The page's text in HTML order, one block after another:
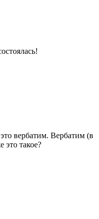
вербатим. Вербатим (в
это такое?